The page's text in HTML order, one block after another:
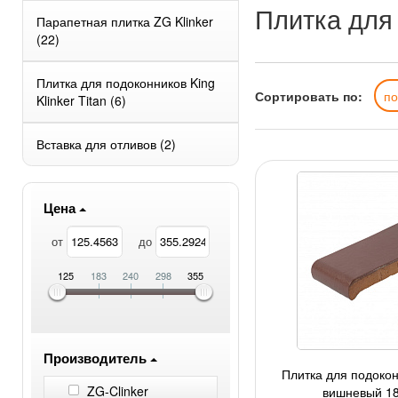
Парапетная плитка ZG Klinker
(22)
Плитка для подоконников King
Klinker Titan (6)
Вставка для отливов (2)
Цена
от до
125 183 240 298 355
Производитель
ZG-Clinker
Плитка
Сортировать по:
Плитка для
вишневый